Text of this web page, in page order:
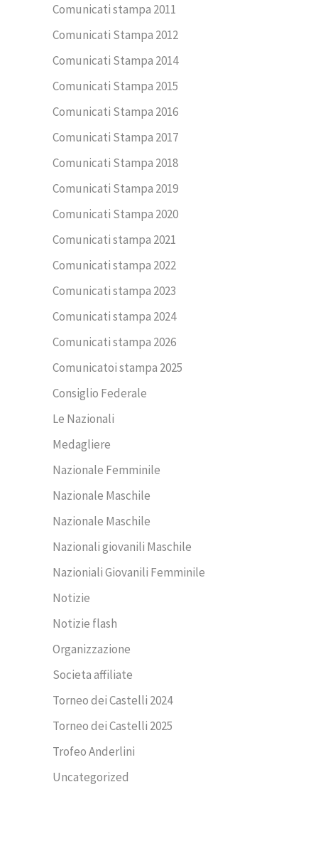
Comunicati stampa 2011
Comunicati Stampa 2012
Comunicati Stampa 2014
Comunicati Stampa 2015
Comunicati Stampa 2016
Comunicati Stampa 2017
Comunicati Stampa 2018
Comunicati Stampa 2019
Comunicati Stampa 2020
Comunicati stampa 2021
Comunicati stampa 2022
Comunicati stampa 2023
Comunicati stampa 2024
Comunicati stampa 2026
Comunicatoi stampa 2025
Consiglio Federale
Le Nazionali
Medagliere
Nazionale Femminile
Nazionale Maschile
Nazionale Maschile
Nazionali giovanili Maschile
Nazioniali Giovanili Femminile
Notizie
Notizie flash
Organizzazione
Societa affiliate
Torneo dei Castelli 2024
Torneo dei Castelli 2025
Trofeo Anderlini
Uncategorized